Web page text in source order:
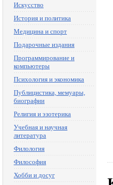
Искусство
История и политика
Медицина и спорт
Подарочные издания
Программирование и
компьютеры
Психология и экономика
Публицистика, мемуары,
биографии
Религия и эзотерика
Учебная и научная
литература
Филология
Философия
Хобби и досуг